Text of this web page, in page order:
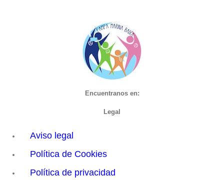
Encuentranos en:
Legal
Aviso legal
Política de Cookies
Política de privacidad